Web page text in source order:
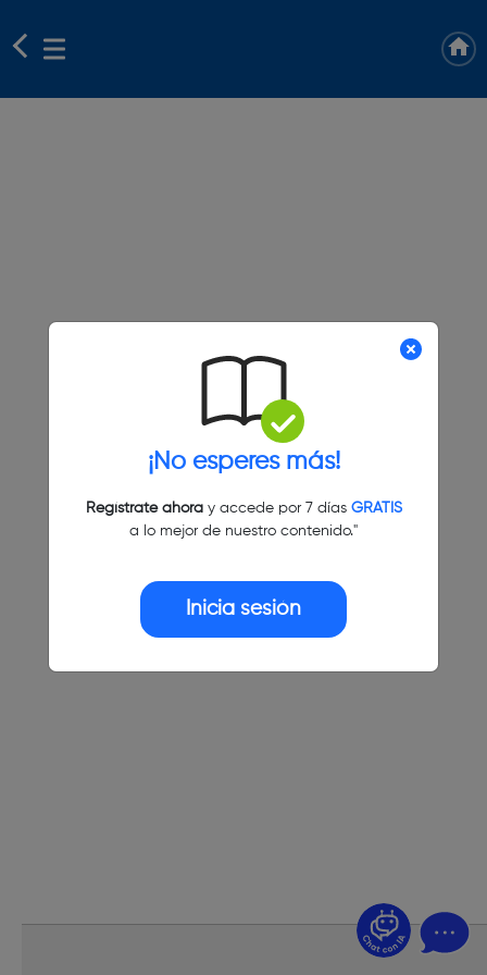
¡No esperes más!
Regístrate ahoray accede por 7 días GRATIS
a lo mejor de nuestro contenido."
Inicia sesión